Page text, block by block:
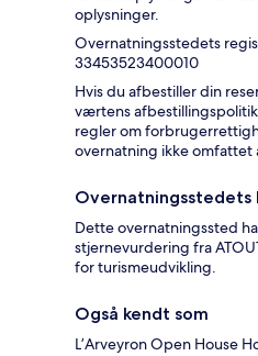
oplysninger.
Overnatningsstedets
33453523400010
Hvis du afbestiller din
værtens
regler om
overnatning ikke
Overnatningsstedets
Dette overnatningssted
stjernevurdering fra
for turismeudvikling.
Også kendt som
L’Arveyron Open House